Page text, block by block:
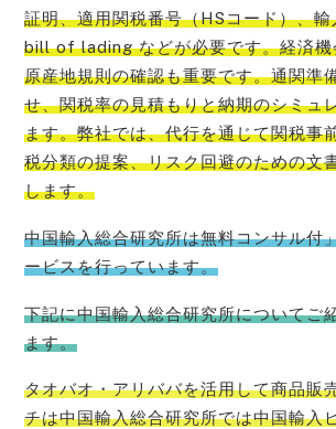
証明、適用関税番号（HSコード）、
bill of lading などが必要です。経済機
原産地規則の確認も重要です。通関準
せ、関税率の見積もりと納期のシミュ
ます。弊社では、代行を通じて関税事
税分類の提案、リスク回避のための文
します。
中国輸入総合研究所は無料コンサル付
ービスを行っています。
下記に中国輸入総合研究所についてご
ます。
タオバオ・アリババを活用して商品販
チは中国輸入総合研究所では中国輸入